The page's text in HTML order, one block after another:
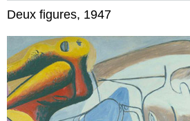
Deux figures, 1947